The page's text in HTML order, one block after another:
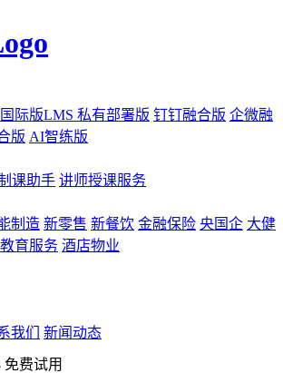
国际版LMS 私有部署版 钉钉融合版 企微融
版 AI智练版
课助手 讲师授课服务
制造 新零售 新餐饮 金融保险 央国企 大健
教育服务 酒店物业
我们 新闻动态
免费试用